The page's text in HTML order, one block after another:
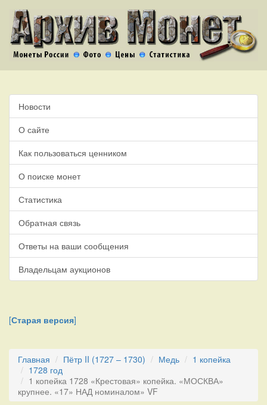
Новости
О сайте
Как пользоваться ценником
О поиске монет
Статистика
Обратная связь
Ответы на ваши сообщения
Владельцам аукционов
[Старая версия]
Главная Пётр II (1727 – 1730) Медь
1 копейка
1728 год
1 копейка 1728 «Крестовая» копейка. «МОСКВА»
крупнее. «17» НАД номиналом» VF